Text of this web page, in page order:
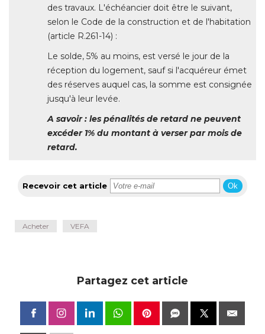
des travaux. L'échéancier doit être le suivant,
selon le Code de la construction et de l'habitation
(article R.261-14) :
Le solde, 5% au moins, est versé le jour de la
réception du logement, sauf si l'acquéreur émet
des réserves auquel cas, la somme est consignée
jusqu'à leur levée.
A savoir : les pénalités de retard ne peuvent
excéder 1% du montant à verser par mois de
retard.
Recevoir cet article Ok
Acheter VEFA
Partagez cet article